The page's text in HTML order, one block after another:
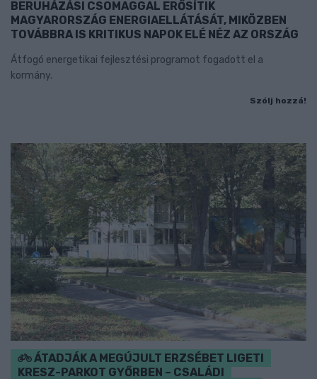
BERUHÁZÁSI CSOMAGGAL ERŐSÍTIK
MAGYARORSZÁG ENERGIAELLÁTÁSÁT, MIKÖZBEN
TOVÁBBRA IS KRITIKUS NAPOK ELÉ NÉZ AZ ORSZÁG
Átfogó energetikai fejlesztési programot fogadott el a
kormány.
Szólj hozzá!
ÁTADJÁK A MEGÚJULT ERZSÉBET LIGETI
KRESZ-PARKOT GYŐRBEN – CSALÁDI